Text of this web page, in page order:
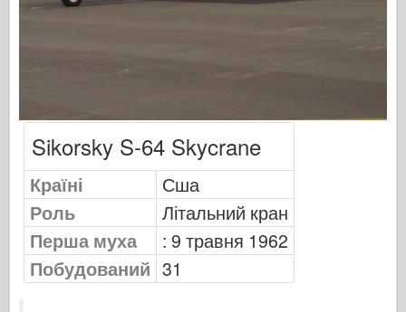
Вайдавніктво Міліціярія
Клуб AFV
Повітрянийфікс
Впс
Модель АЗ
Чорна собака
Бронко
Sikorsky S-64 Skycrane
Країні
Сша
Роль
Літальний кран
Перша муха
: 9 травня 1962
Побудований 31